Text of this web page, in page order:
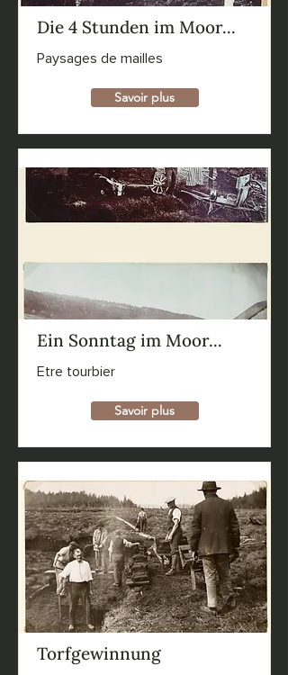
Die 4 Stunden im Moor...
Paysages de mailles
Savoir plus
Ein Sonntag im Moor...
Etre tourbier
Savoir plus
Torfgewinnung